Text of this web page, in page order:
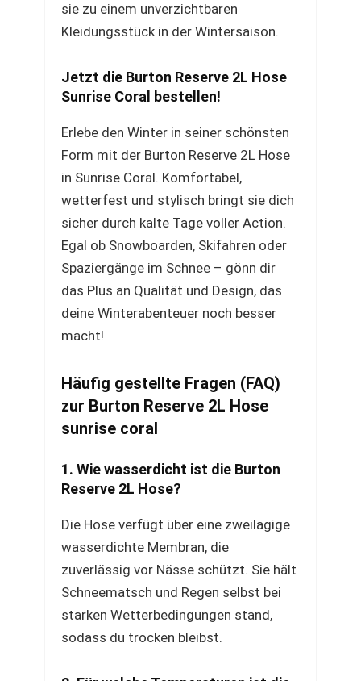
sie zu einem unverzichtbaren
Kleidungsstück in der Wintersaison.
Jetzt die Burton Reserve 2L Hose
Sunrise Coral bestellen!
Erlebe den Winter in seiner schönsten
Form mit der Burton Reserve 2L Hose
in Sunrise Coral. Komfortabel,
wetterfest und stylisch bringt sie dich
sicher durch kalte Tage voller Action.
Egal ob Snowboarden, Skifahren oder
Spaziergänge im Schnee – gönn dir
das Plus an Qualität und Design, das
deine Winterabenteuer noch besser
macht!
Häufig gestellte Fragen (FAQ)
zur Burton Reserve 2L Hose
sunrise coral
1. Wie wasserdicht ist die Burton
Reserve 2L Hose?
Die Hose verfügt über eine zweilagige
wasserdichte Membran, die
zuverlässig vor Nässe schützt. Sie hält
Schneematsch und Regen selbst bei
starken Wetterbedingungen stand,
sodass du trocken bleibst.